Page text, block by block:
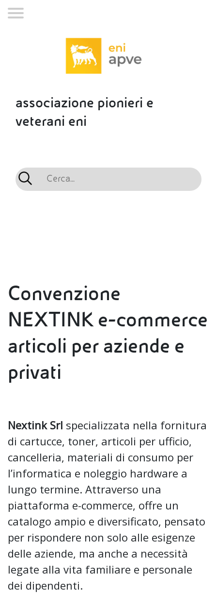
associazione pionieri e
veterani eni
Convenzione
NEXTINK e-commerce
articoli per aziende e
privati
Nextink Srl specializzata nella fornitura
di cartucce, toner, articoli per ufficio,
cancelleria, materiali di consumo per
l’informatica e noleggio hardware a
lungo termine. Attraverso una
piattaforma e-commerce, offre un
catalogo ampio e diversificato, pensato
per rispondere non solo alle esigenze
delle aziende, ma anche a necessità
legate alla vita familiare e personale
dei dipendenti.